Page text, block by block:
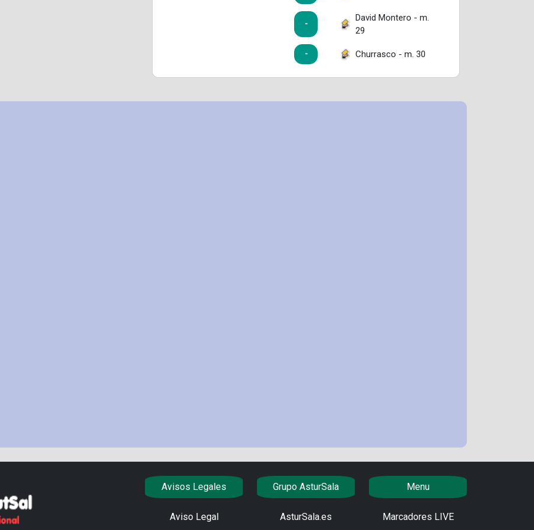
-
David Montero - m.
29
- Churrasco - m. 30
Avisos Legales
Aviso Legal
Grupo AsturSala
AsturSala.es
Menu
Marcadores LIVE